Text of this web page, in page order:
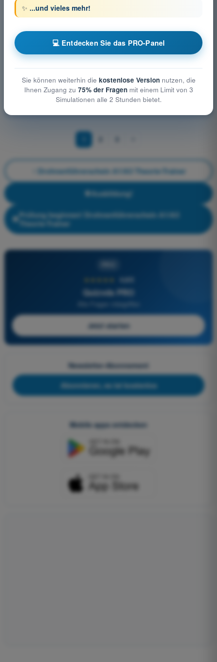
Weitere Prüfungsfächer Drohnenführerschein A1/A3
Theorie-Trainer
Allgemeine Kenntnisse über UAS
Betriebsverfahren
Luftsicherheit
Menschliches Leistungsvermögen
Schutz der Privatsphäre und Datenschutz
Drohnenführerschein A1/A3 Theorie-Trainer
Ausbildung!
Prüfung beginnen! Drohnenführerschein A1/A3
Theorie-Trainer
4,6/5
Quizvds PRO
Alle Fragen inbegriffen
Jetzt starten
Newsletter-Abonnement
Abonnieren, es ist kostenlos
Mobile apps entdecken
✨ ...und vieles mehr!
💻 Entdecken Sie das PRO-Panel
Sie können weiterhin die kostenlose Versionnutzen, die
Ihnen Zugang zu 75% der Fragenmit einem Limit von 3
Simulationen alle 2 Stunden bietet.